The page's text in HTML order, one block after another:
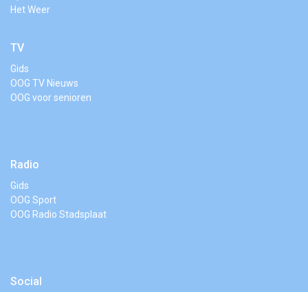
Het Weer
TV
Gids
OOG TV Nieuws
OOG voor senioren
Radio
Gids
OOG Sport
OOG Radio Stadsplaat
Social